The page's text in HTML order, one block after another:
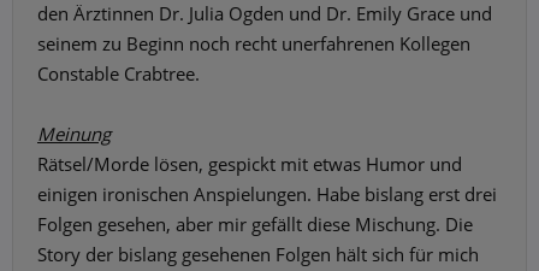
den Ärztinnen Dr. Julia Ogden und Dr. Emily Grace und
seinem zu Beginn noch recht unerfahrenen Kollegen
Constable Crabtree.
Meinung
Rätsel/Morde lösen, gespickt mit etwas Humor und
einigen ironischen Anspielungen. Habe bislang erst drei
Folgen gesehen, aber mir gefällt diese Mischung. Die
Story der bislang gesehenen Folgen hält sich für mich